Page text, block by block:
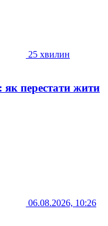
25 хвилин
перестати жити
06.08.2026, 10:26